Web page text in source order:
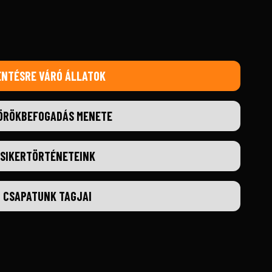
VÁRÓ ÁLLATOK
MENETE
SIKERTÖRTÉNETEINK
CSAPATUNK TAGJAI